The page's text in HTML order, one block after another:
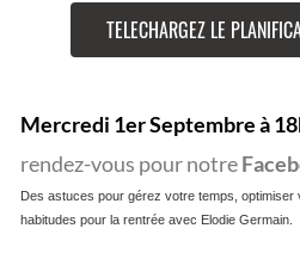
TELECHARGEZ LE
Mercredi 1er Septembre à
rendez-vous pour notre
Des astuces pour gérez votre temps, optimiser
habitudes pour la rentrée avec Elodie Germain